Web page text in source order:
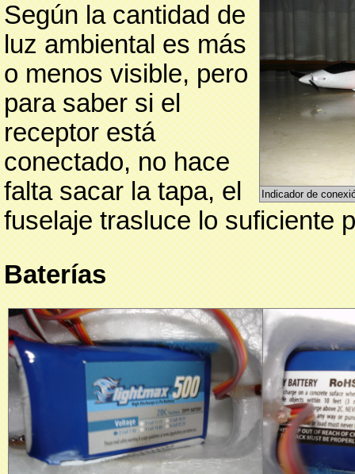
Indicador de
Según la cantidad de
luz ambiental es más
o menos visible, pero
para saber si el
receptor está
conectado, no hace
falta sacar la tapa, el
fuselaje trasluce lo suficiente
Baterías